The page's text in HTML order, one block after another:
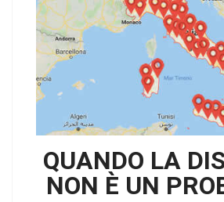
QUANDO LA
NON È UN